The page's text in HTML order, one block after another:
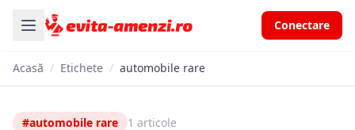
Conectare
Acasă / Etichete / automobile rare
#automobile rare 1 articole